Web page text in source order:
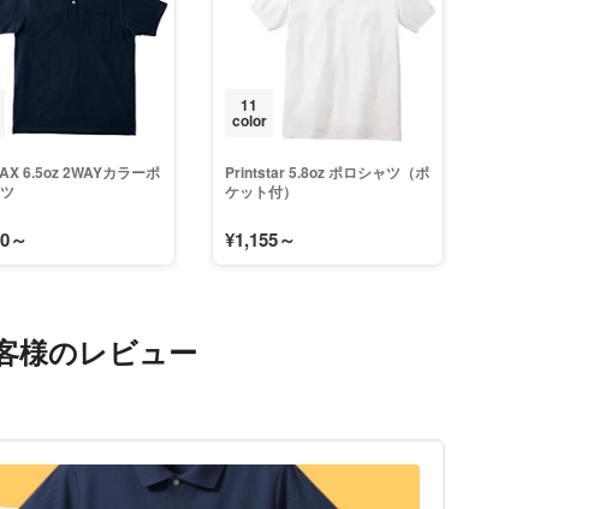
6.5oz 2WAYカラーポ
～
11
color
Printstar 5.8oz ポロシャツ（ポ
ケット付）
¥1,155～
様のレビュー